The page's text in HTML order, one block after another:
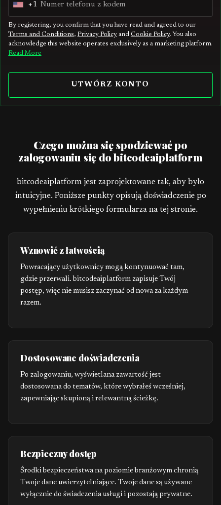
U
i
d
s
1
+1
By registering, you confirm that you have read and agreed to our
Terms and Conditions, Privacy Policy and Cookie Policy. You also
acknowledge this website operates exclusively as a marketing platform.
Read More
UTWÓRZ KONTO
Czego można się spodziewać po
zalogowaniu się do bitcodeaiplatform
bitcodeaiplatform jest zaprojektowane tak, aby było
intuicyjne. Poniższe punkty opisują doświadczenie po
wypełnieniu krótkiego formularza na tej stronie.
Wznowić z łatwością
Powracający użytkownicy mogą kontynuować tam,
gdzie przerwali. bitcodeaiplatform zapisuje Twój
postęp, więc nie musisz zaczynać od nowa za każdym
razem.
Dostosowane doświadczenia
Po zalogowaniu, wyświetlana zawartość jest
dostosowana do tematów, które wybrałeś wcześniej,
zapewniając skupioną i relewantną ścieżkę.
Bezpieczny dostęp
Środki bezpieczeństwa na poziomie branżowym chronią
Twoje dane uwierzytelniające. Twoje dane są używane
wyłącznie do świadczenia usługi i pozostają prywatne.